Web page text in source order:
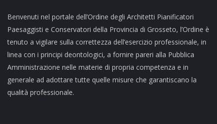
Benvenuti nel portale dell’Ordine degli Architetti Pianificatori
Paesaggisti e Conservatori della Provincia di Grosseto, l’Ordine è
tenuto a vigilare sulla correttezza dell’esercizio professionale, in
linea con i principi deontologici, a fornire pareri alla Pubblica
Amministrazione nelle materie di propria competenza e in
generale ad adottare tutte quelle misure che garantiscano la
qualità professionale.